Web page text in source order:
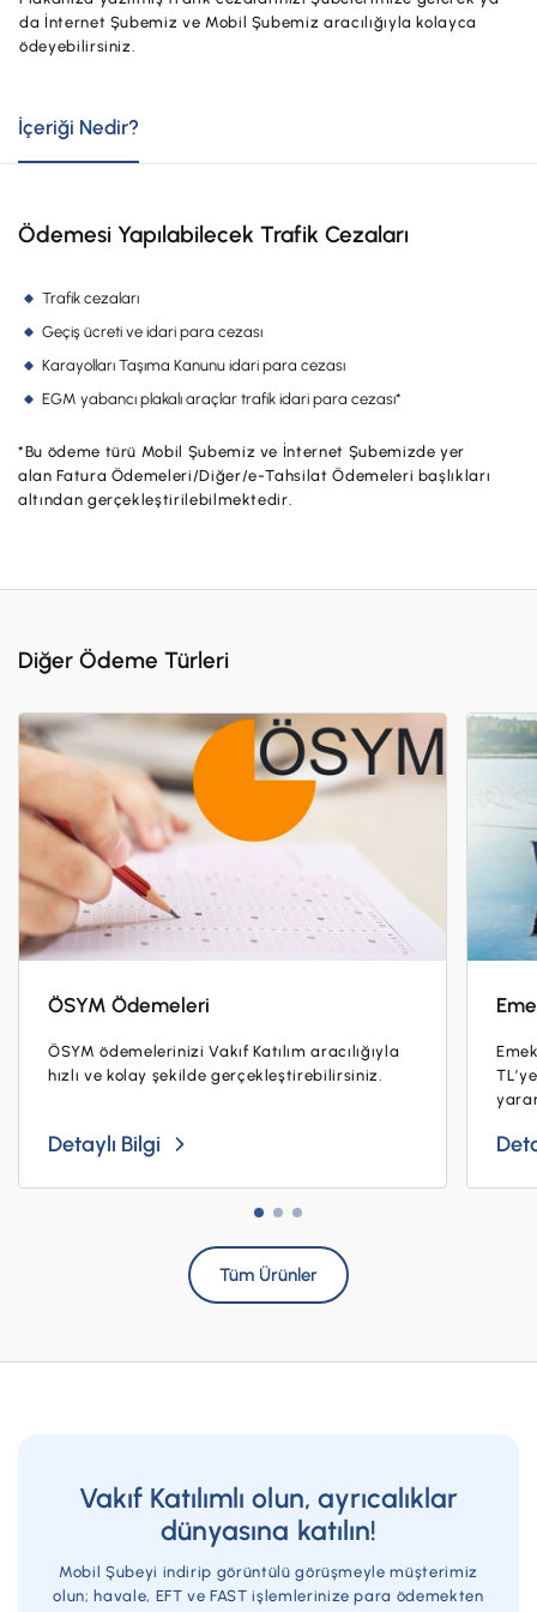
Hesaplar
Finansmanlar
Kartlar
Sigorta ve Emeklilik
Başvuru Yap
Yatırım
POS Ürünleri
Nakit Yönetimi
Sigorta ve Emeklilik
Sektörel Paketler
Başvuru Yap
Ürün ve Hizmet Ücretleri
da İnternet Şubemiz ve Mobil Şubemiz aracılığıyla kolayca
ödeyebilirsiniz.
İçeriği Nedir?
Ödemesi Yapılabilecek Trafik Cezaları
Trafik cezaları
Geçiş ücreti ve idari para cezası
Karayolları Taşıma Kanunu idari para cezası
EGM yabancı plakalı araçlar trafik idari para cezası*
*Bu ödeme türü Mobil Şubemiz ve İnternet Şubemizde yer
alan Fatura Ödemeleri/Diğer/e-Tahsilat Ödemeleri başlıkları
altından gerçekleştirilebilmektedir.
Diğer Ödeme Türleri
ÖSYM Ödemeleri
ÖSYM ödemelerinizi Vakıf Katılım aracılığıyla
hızlı ve kolay şekilde gerçekleştirebilirsiniz.
Detaylı Bilgi
Tüm Ürünler
Vakıf Katılımlı olun, ayrıcalıklar
dünyasına katılın!
Mobil Şubeyi indirip görüntülü görüşmeyle müşterimiz
olun; havale, EFT ve FAST işlemlerinize para ödemekten